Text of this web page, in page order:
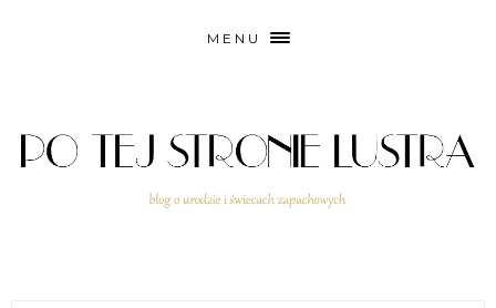
MENU